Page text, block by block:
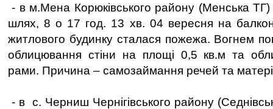
- в м.Мена Корюківського району (Менська ТГ)
шлях, 8 о 17 год. 13 хв. 04 вересня на
житлового будинку сталася пожежа. Вогнем
облицювання стіни на площі 0,5 кв.м та
рами. Причина – самозаймання речей та
- в с. Черниш Чернігівського району